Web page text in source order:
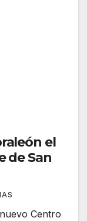
el
de San
Centro